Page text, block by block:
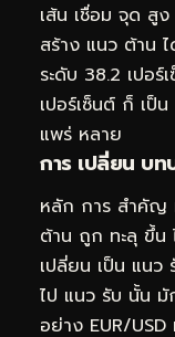
เส้น เชื่อม จุด สู
สร้าง แนว ต้าน
ระดับ 38.2 เปอร์
เปอร์เซ็นต์ ก็ เป็
แพร่ หลาย
การ เปลี่ยน บท
หลัก การ สำคัญ
ต้าน ถูก ทะลุ ขึ้น
เปลี่ยน เป็น แนว
ไป แนว รับ นั้น มั
อย่าง EUR/